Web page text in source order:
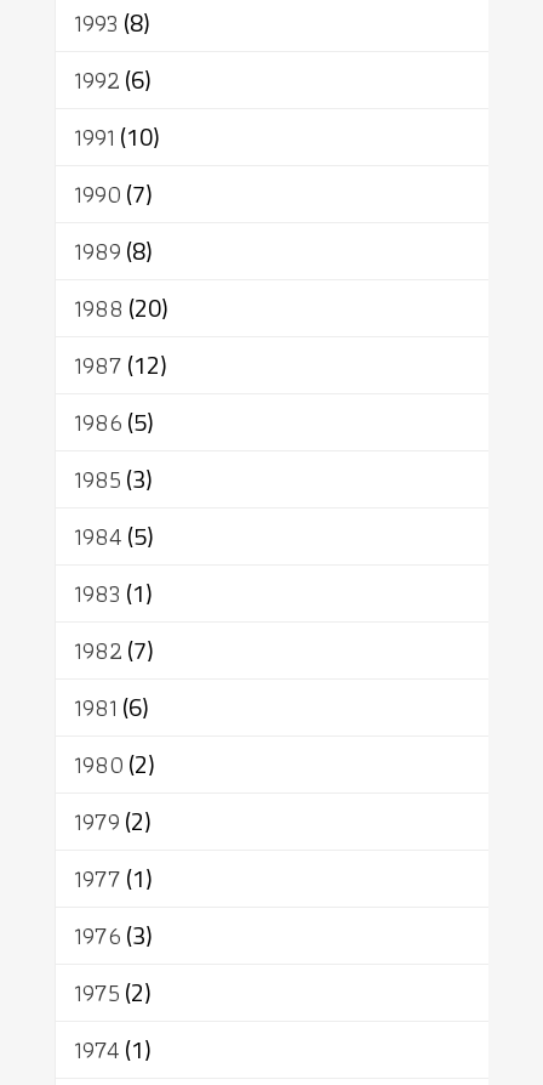
1993 (8)
1992(6)
1991 (10)
1990(7)
1989(8)
1988 (20)
1987(12)
1986(5)
1985(3)
1984(5)
1983 (1)
1982(7)
1981 (6)
1980(2)
1979(2)
1977(1)
1976(3)
1975(2)
1974(1)